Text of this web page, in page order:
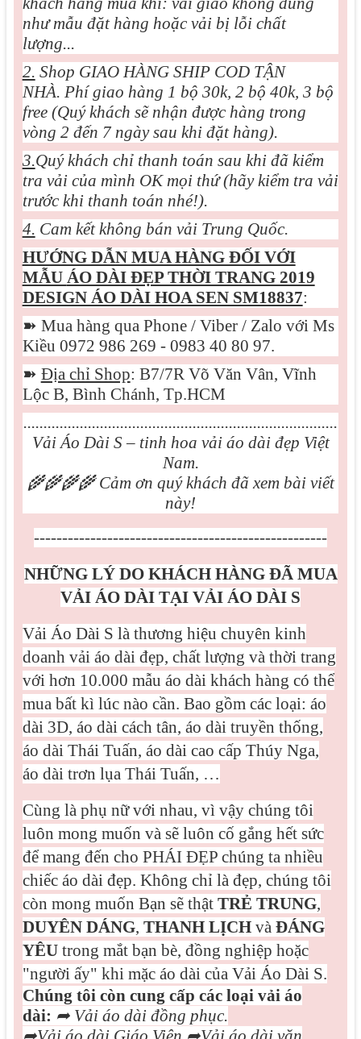
như mẫu đặt hàng hoặc vải bị lỗi chất
lượng...
2. Shop GIAO HÀNG SHIP COD TẬN
NHÀ. Phí giao hàng 1 bộ 30k, 2 bộ 40k, 3 bộ
free (Quý khách sẽ nhận được hàng trong
vòng 2 đến 7 ngày sau khi đặt hàng).
3.Quý khách chỉ thanh toán sau khi đã kiểm
tra vải của mình OK mọi thứ (hãy kiểm tra vải
trước khi thanh toán nhé!).
4. Cam kết không bán vải Trung Quốc.
HƯỚNG DẪN MUA HÀNG ĐỐI VỚI
MẪU ÁO DÀI ĐẸP THỜI TRANG 2019
DESIGN ÁO DÀI HOA SEN SM18837:
➽ Mua hàng qua Phone / Viber / Zalo với Ms
Kiều 0972 986 269 - 0983 40 80 97.
➽ Địa chỉ Shop: B7/7R Võ Văn Vân, Vĩnh
Lộc B, Bình Chánh, Tp.HCM
..............................................................................
Vải Áo Dài S – tinh hoa vải áo dài đẹp Việt
Nam.
🌾🌾🌾🌾Cảm ơn quý khách đã xem bài viết
này!
----------------------------------------------------
NHỮNG LÝ DO KHÁCH HÀNG ĐÃ MUA
VẢI ÁO DÀI TẠI VẢI ÁO DÀI S
Vải Áo Dài S là thương hiệu chuyên kinh
doanh vải áo dài đẹp, chất lượng và thời trang
với hơn 10.000 mẫu áo dài khách hàng có thể
mua bất kì lúc nào cần. Bao gồm các loại: áo
dài 3D, áo dài cách tân, áo dài truyền thống,
áo dài Thái Tuấn, áo dài cao cấp Thúy Nga,
áo dài trơn lụa Thái Tuấn, …
Cùng là phụ nữ với nhau, vì vậy chúng tôi
luôn mong muốn và sẽ luôn cố gắng hết sức
để mang đến cho PHÁI ĐẸP chúng ta nhiều
chiếc áo dài đẹp. Không chỉ là đẹp, chúng tôi
còn mong muốn Bạn sẽ thật TRẺ TRUNG,
DUYÊN DÁNG, THANH LỊCHvà ĐÁNG
YÊUtrong mắt bạn bè, đồng nghiệp hoặc
"người ấy" khi mặc áo dài của Vải Áo Dài S.
Chúng tôi còn cung cấp các loại vải áo
dài: ➦Vải áo dài đồng phục.